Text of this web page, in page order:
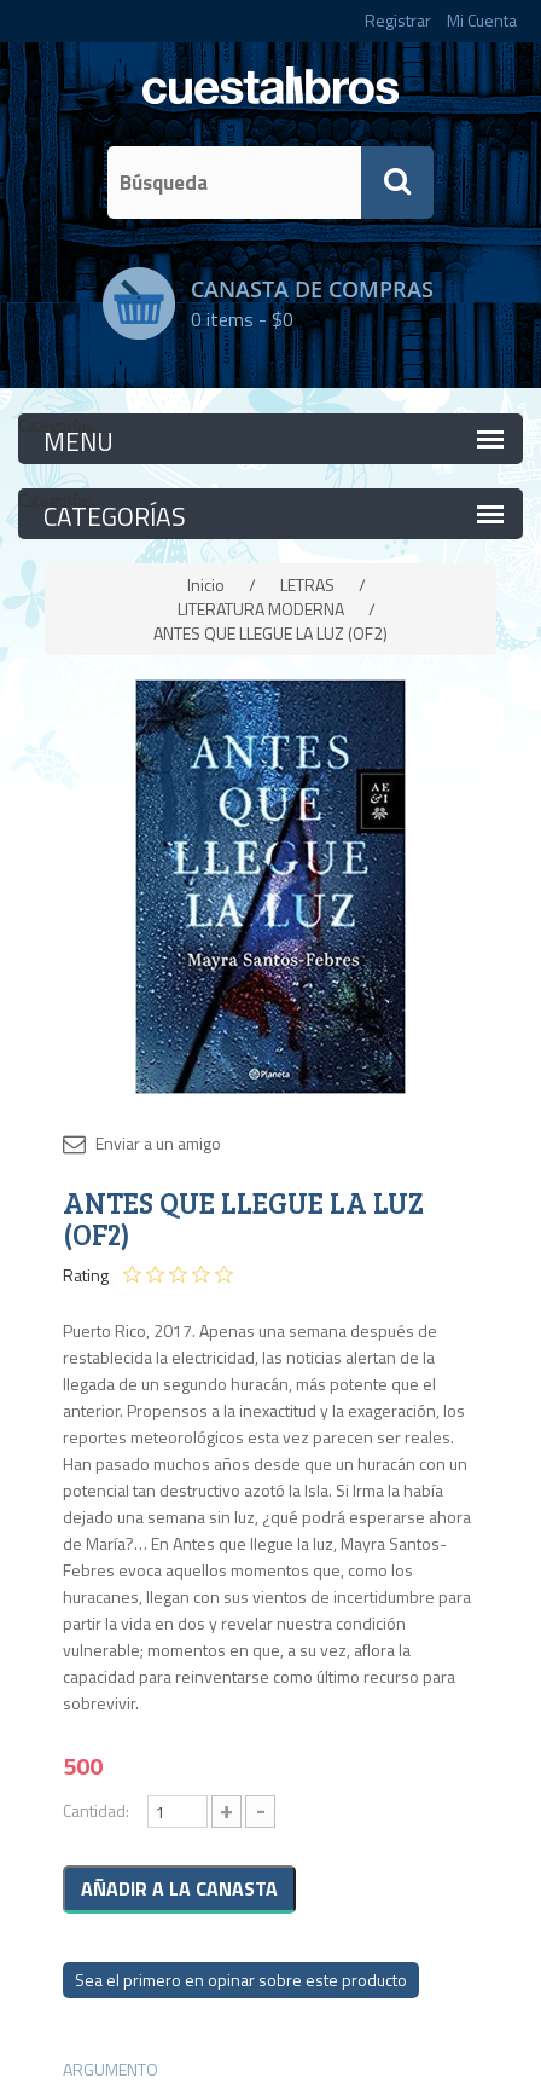
Registrar Mi Cuenta
CANASTA DE COMPRAS
0items -$0
Categorías
Categorías
Inicio / LETRAS
/
LITERATURA MODERNA
/
ANTES QUE LLEGUE LA LUZ (OF2)
ANTES QUE LLEGUE LA LUZ
(OF2)
Rating
Puerto Rico, 2017. Apenas una semana después de
restablecida la electricidad, las noticias alertan de la
llegada de un segundo huracán, más potente que el
anterior. Propensos a la inexactitud y la exageración, los
reportes meteorológicos esta vez parecen ser reales.
Han pasado muchos años desde que un huracán con un
potencial tan destructivo azotó la Isla. Si Irma la había
dejado una semana sin luz, ¿qué podrá esperarse ahora
de María?… En Antes que llegue la luz, Mayra Santos-
Febres evoca aquellos momentos que, como los
huracanes, llegan con sus vientos de incertidumbre para
partir la vida en dos y revelar nuestra condición
vulnerable; momentos en que, a su vez, aflora la
capacidad para reinventarse como último recurso para
sobrevivir.
500
Cantidad: + -
Sea el primero en opinar sobre este producto
ARGUMENTO